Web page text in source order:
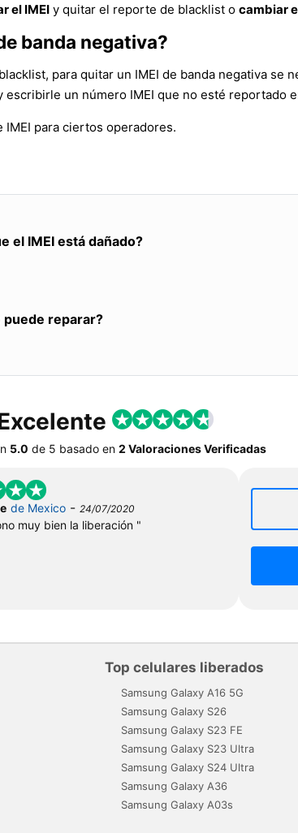
el IMEI y quitar el reporte de blacklist o cambiar
banda negativa?
para quitar un IMEI de banda negativa se
escribirle un número IMEI que no esté reportado
para ciertos operadores.
el IMEI está dañado?
puede reparar?
5.0 de 5 basado en 2 Valoraciones Verificadas
de Mexico- 24/07/2020
muy bien la liberación "
Top celulares liberados
Samsung Galaxy A16 5G
Samsung Galaxy S26
Samsung Galaxy S23 FE
Samsung Galaxy S23 Ultra
Samsung Galaxy S24 Ultra
Samsung Galaxy A36
Samsung Galaxy A03s